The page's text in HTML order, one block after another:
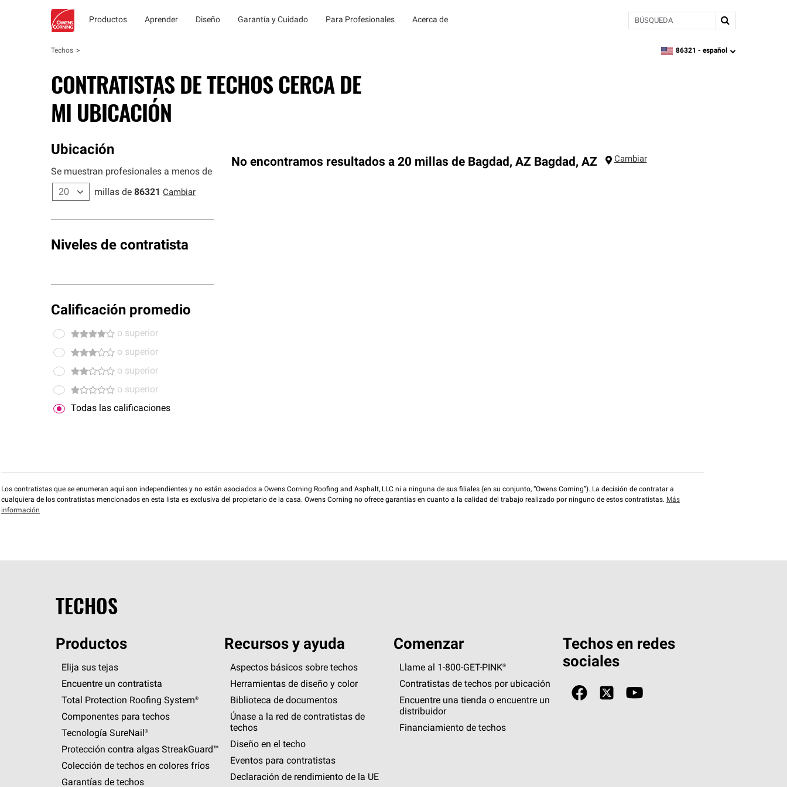
Productos Aprender Diseño Garantía y Cuidado Para Profesionales Acerca de BÚSQUEDA
Techos zipcode, language
86321 - español
CONTRATISTAS DE TECHOS CERCA DE
MI UBICACIÓN
Ubicación
Se muestran profesionales a menos de
millas de 86321 Cambiar
Niveles de contratista
Calificación promedio
o superior
o superior
o superior
o superior
Todas las calificaciones
No encontramos resultados a 20 millas de Bagdad, AZ Bagdad , AZ Cambiar
Los contratistas que se enumeran aquí son independientes y no están asociados a Owens Corning Roofing and Asphalt, LLC ni a ninguna de sus filiales (en su conjunto, “Owens Corning”). La decisión de contratar a
cualquiera de los contratistas mencionados en esta lista es exclusiva del propietario de la casa. Owens Corning no ofrece garantías en cuanto a la calidad del trabajo realizado por ninguno de estos contratistas. Más
información
TECHOS
Productos
Elija sus tejas
Encuentre un contratista
Total Protection Roofing System®
Componentes para techos
Tecnología SureNail®
Protección contra algas StreakGuard™
Colección de techos en colores fríos
Garantías de techos
Recursos y ayuda
Aspectos básicos sobre techos
Herramientas de diseño y color
Biblioteca de documentos
Únase a la red de contratistas de
techos
Diseño en el techo
Eventos para contratistas
Declaración de rendimiento de la UE
Comenzar
Llame al 1-800-GET -PINK®
Contratistas de techos por ubicación
Encuentre una tienda o encuentre un
distribuidor
Financiamiento de techos
Techos en redes
sociales